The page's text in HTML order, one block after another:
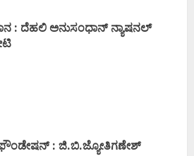
: ದೆಹಲಿ ಅನುಸಂಧಾನ್ ನ್ಯಾಷನಲ್
ಫೌಂಡೇಷನ್ : ಜಿ.ಬಿ.ಜ್ಯೋತಿಗಣೇಶ್